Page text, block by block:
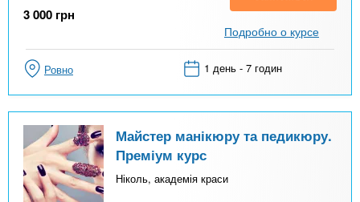
3 000 грн
Подробно о курсе
Ровно 1 день - 7 годин
Майстер манікюру та педикюру.
Преміум курс
Ніколь, академія краси